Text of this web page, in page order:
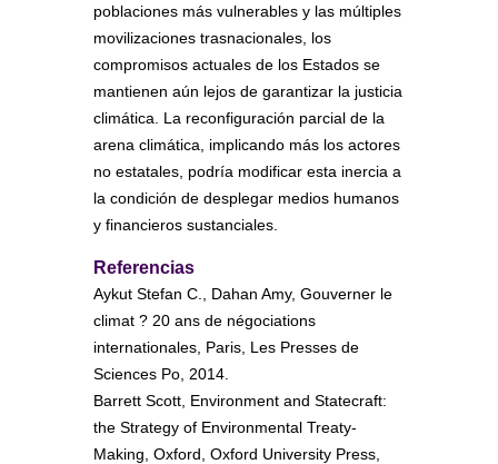
poblaciones más vulnerables y las múltiples
movilizaciones trasnacionales, los
compromisos actuales de los Estados se
mantienen aún lejos de garantizar la justicia
climática. La reconfiguración parcial de la
arena climática, implicando más los actores
no estatales, podría modificar esta inercia a
la condición de desplegar medios humanos
y financieros sustanciales.
Referencias
Aykut Stefan C., Dahan Amy, Gouverner le
climat ? 20 ans de négociations
internationales, Paris, Les Presses de
Sciences Po, 2014.
Barrett Scott, Environment and Statecraft:
the Strategy of Environmental Treaty-
Making, Oxford, Oxford University Press,